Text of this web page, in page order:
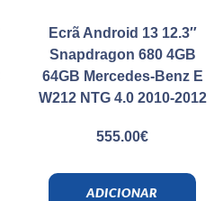
Ecrã Android 13 12.3″
Snapdragon 680 4GB
64GB Mercedes-Benz E
W212 NTG 4.0 2010-2012
555.00€
ADICIONAR